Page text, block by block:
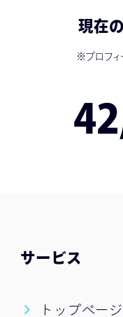
現在
※プロフ
サービス
トップページ